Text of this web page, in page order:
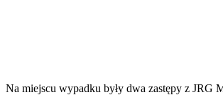
Na miejscu wypadku były dwa zastępy z JRG